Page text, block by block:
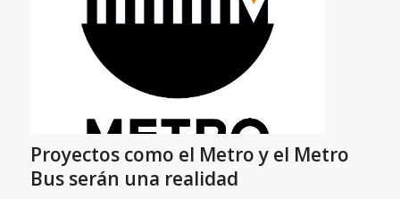
Proyectos como el Metro y el Metro
Bus serán una realidad